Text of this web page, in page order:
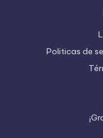
Politicas de
¡Gr